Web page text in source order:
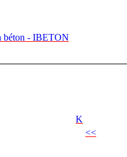
béton - IBETON
K
<<